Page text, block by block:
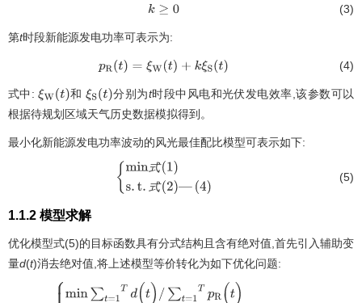
k≥0 (3)
第t时段新能源发电功率可表示为:
pR(t)= ξW (t)+kξS (t) (4)
式中: ξW(t) 和 ξS(t) 分别为t时段中风电和光伏发电效率,该参数可以
根据待规划区域天气历史数据模拟得到。
最小化新能源发电功率波动的风光最佳配比模型可表示如下:
式
式
m n式(1)s.t (2)
(5)
1.1.2 模型求解
优化模型式(5)的目标函数具有分式结构且含有绝对值,首先引入辅助变
量d(t)消去绝对值,将上述模型等价转化为如下优化问题: